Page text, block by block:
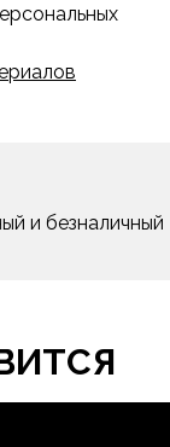
и безналичный